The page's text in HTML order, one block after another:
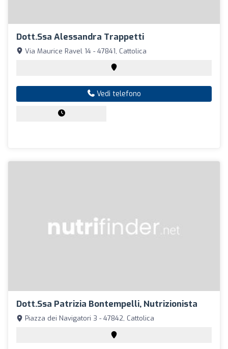
Dott.ssa Alessandra Trappetti
Via Maurice Ravel 14 - 47841, Cattolica
Vedi telefono
Dott.ssa Patrizia Bontempelli, Nutrizionista
Piazza dei Navigatori 3 - 47842, Cattolica